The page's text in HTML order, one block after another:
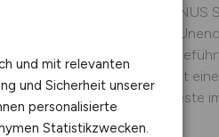
Health Bad Tölz, KIRINUS
29.09.2025 Eine Gruppe.
KIRINUS - Eine
der dritten Generation mit
Vision: Das Beste
und mit relevanten
und Sicherheit unserer
personalisierte
Statistikzwecken.